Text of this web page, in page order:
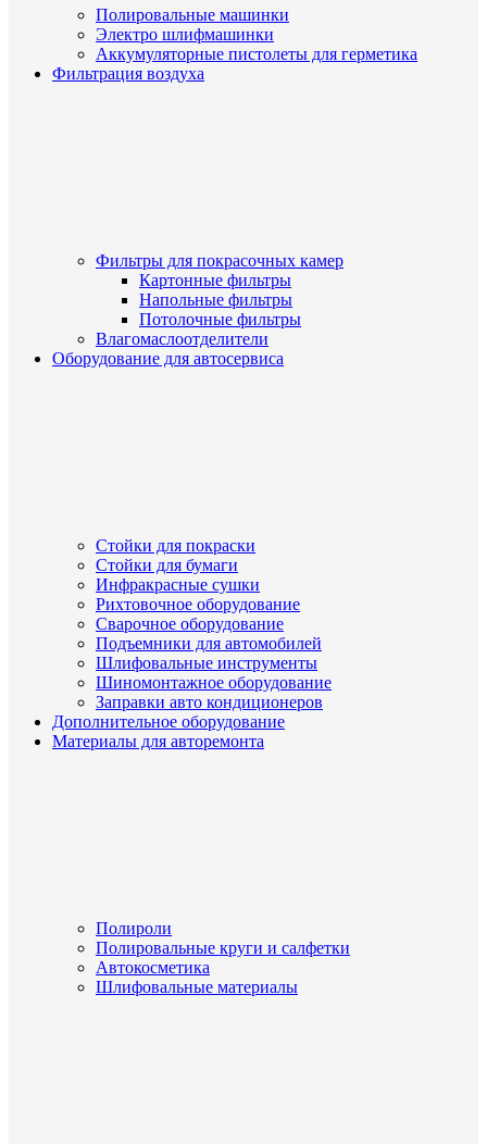
Полировальные машинки
Электро шлифмашинки
Аккумуляторные пистолеты для герметика
Фильтрация воздуха
Фильтры для покрасочных камер
Картонные фильтры
Напольные фильтры
Потолочные фильтры
Влагомаслоотделители
Оборудование для автосервиса
Стойки для покраски
Стойки для бумаги
Инфракрасные сушки
Рихтовочное оборудование
Сварочное оборудование
Подъемники для автомобилей
Шлифовальные инструменты
Шиномонтажное оборудование
Заправки авто кондиционеров
Дополнительное оборудование
Материалы для авторемонта
Полироли
Полировальные круги и салфетки
Автокосметика
Шлифовальные материалы